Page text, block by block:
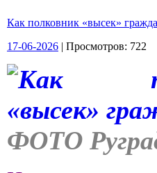
Как полковник «высек»
17-06-2026 | Просмотров: 722
ФОТО